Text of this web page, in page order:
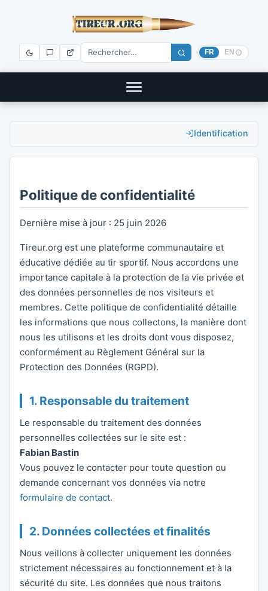
FR EN
Identification
Politique de confidentialité
Dernière mise à jour : 25 juin 2026
Tireur.org est une plateforme communautaire et
éducative dédiée au tir sportif. Nous accordons une
importance capitale à la protection de la vie privée et
des données personnelles de nos visiteurs et
membres. Cette politique de confidentialité détaille
les informations que nous collectons, la manière dont
nous les utilisons et les droits dont vous disposez,
conformément au Règlement Général sur la
Protection des Données (RGPD).
1. Responsable du traitement
Le responsable du traitement des données
personnelles collectées sur le site est :
Fabian Bastin
Vous pouvez le contacter pour toute question ou
demande concernant vos données via notre
formulaire de contact.
2. Données collectées et finalités
Nous veillons à collecter uniquement les données
strictement nécessaires au fonctionnement et à la
sécurité du site. Les données que nous traitons